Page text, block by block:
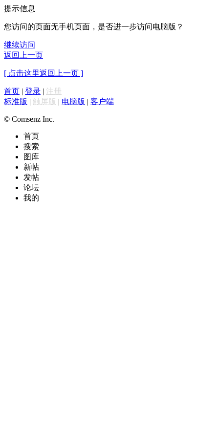
提示信息
您访问的页面无手机页面，是否进一步访问电脑版？
继续访问
返回上一页
[ 点击这里返回上一页 ]
首页 | 登录 | 注册
标准版 | 触屏版 | 电脑版 | 客户端
© Comsenz Inc.
首页
搜索
图库
新帖
发帖
论坛
我的